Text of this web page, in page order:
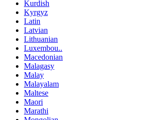
Kurdish
Kyrgyz
Latin
Latvian
Lithuanian
Luxembou..
Macedonian
Malagasy
Malay
Malayalam
Maltese
Maori
Marathi